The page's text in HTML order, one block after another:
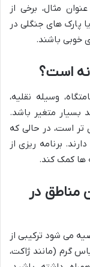
مثال، برخی از
پارک های جنگلی در
خوبی باشند.
است؟
وسیله نقلیه،
بسیار متغیر باشد.
تر است، در حالی که
برنامه ریزی از
ها کمک کند.
مناطق در
می شود ترکیبی از
گرم (مانند ژاکت،